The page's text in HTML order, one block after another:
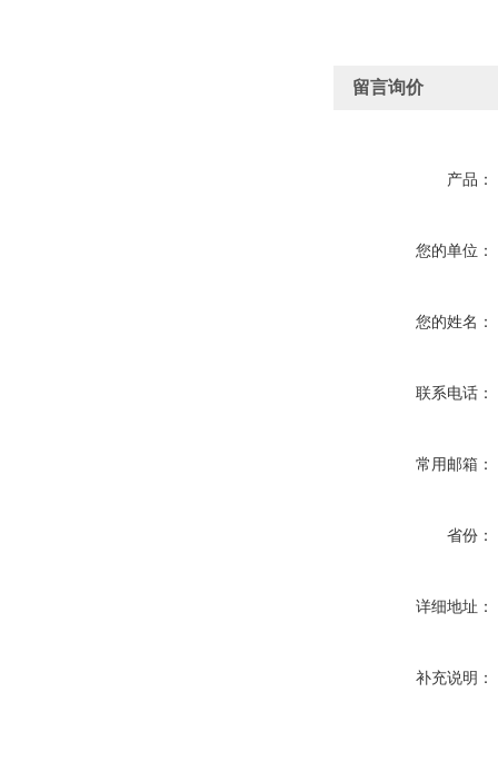
留言询价
产品：
您的单位：
您的姓名：
联系电话：
常用邮箱：
省份：
详细地址：
补充说明：